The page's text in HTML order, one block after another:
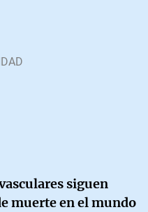
siguen
muerte en el mundo